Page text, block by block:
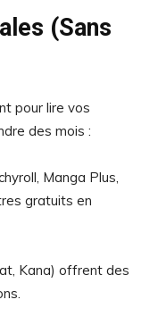
(Sans
pour lire vos
des mois :
Manga Plus,
gratuits en
Kana) offrent des